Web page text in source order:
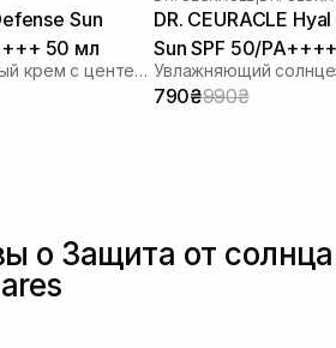
Sun
50 мл
Легкий солнцезащитный крем с центеллой
DR. CEURACLE
Sun SPF 50/
790₴990₴
о Защита от